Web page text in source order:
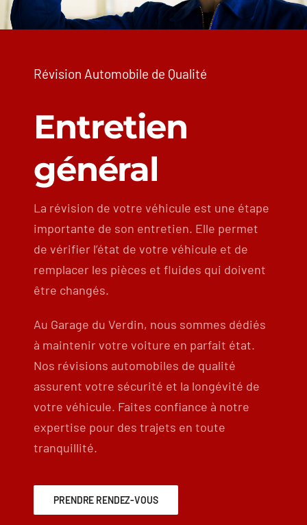
Location
Révision Automobile de Qualité
Entretien
général
La révision de votre véhicule est une étape
importante de son entretien. Elle permet
de vérifier l’état de votre véhicule et de
remplacer les pièces et fluides qui doivent
être changés.
Au Garage du Verdin, nous sommes dédiés
à maintenir votre voiture en parfait état.
Nos révisions automobiles de qualité
assurent votre sécurité et la longévité de
votre véhicule. Faites confiance à notre
expertise pour des trajets en toute
tranquillité.
PRENDRE RENDEZ-VOUS